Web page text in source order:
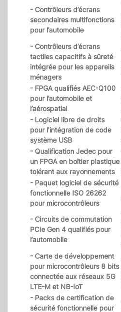
- Contrôleurs d’écrans
secondaires multifonctions
pour l’automobile
- Contrôleurs d’écrans
tactiles capacitifs à sûreté
intégrée pour les appareils
ménagers
- FPGA qualifiés AEC-Q100
pour l’automobile et
l’aérospatial
- Logiciel libre de droits
pour l’intégration de code
système USB
- Qualification Jedec pour
un FPGA en boîtier plastique
tolérant aux rayonnements
- Paquet logiciel de sécurité
fonctionnelle ISO 26262
pour microcontrôleurs
- Circuits de commutation
PCIe Gen 4 qualifiés pour
l’automobile
- Carte de développement
pour microcontrôleurs 8 bits
connectée aux réseaux 5G
LTE-M et NB-IoT
- Packs de certification de
sécurité fonctionnelle pour